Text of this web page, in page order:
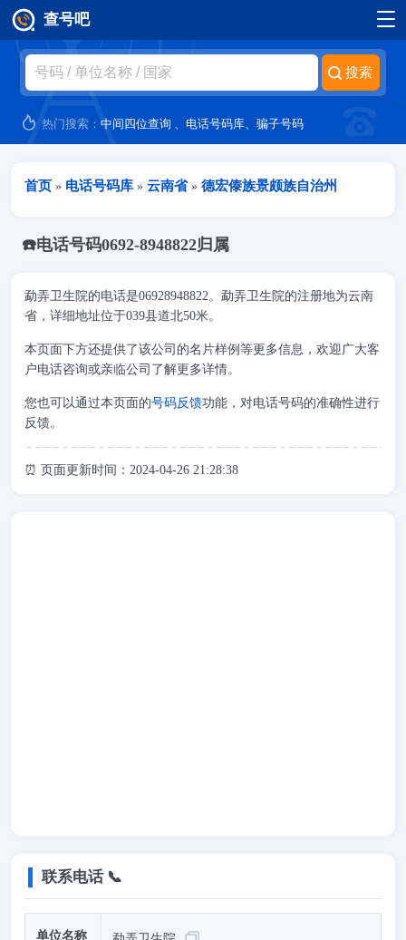
跳转到主要内容
查号吧
热门搜索：中间四位查询 、 电话号码库、骗子号码
当前位置
首页 » 电话号码库 » 云南省 » 德宏傣族景颇族自治州
☎️电话号码0692-8948822归属
勐弄卫生院的电话是06928948822。勐弄卫生院的注册地为云南
省，详细地址位于039县道北50米。
本页面下方还提供了该公司的名片样例等更多信息，欢迎广大客
户电话咨询或亲临公司了解更多详情。
您也可以通过本页面的号码反馈功能，对电话号码的准确性进行
反馈。
⏰ 页面更新时间：2024-04-26 21:28:38
联系电话 📞
单位名称